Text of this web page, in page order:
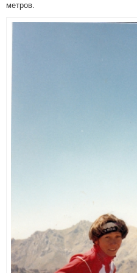
метров.